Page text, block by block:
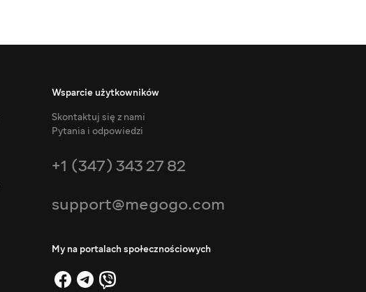
Wsparcie użytkowników
Skontaktuj się z nami
Pytania i odpowiedzi
+1 (347) 343 27 82
support@megogo.com
My na portalach społecznościowych